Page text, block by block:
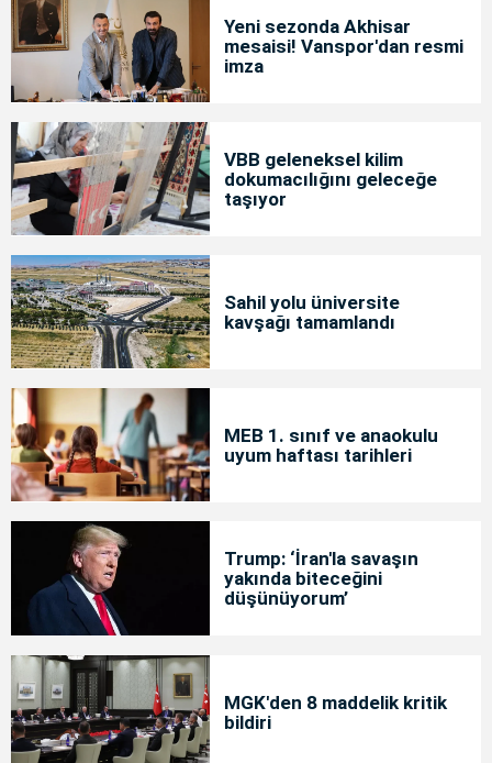
Yeni sezonda Akhisar
mesaisi! Vanspor'dan resmi
imza
VBB geleneksel kilim
dokumacılığını geleceğe
taşıyor
Sahil yolu üniversite
kavşağı tamamlandı
MEB 1. sınıf ve anaokulu
uyum haftası tarihleri
Trump: ‘İran'la savaşın
yakında biteceğini
düşünüyorum’
MGK'den 8 maddelik kritik
bildiri